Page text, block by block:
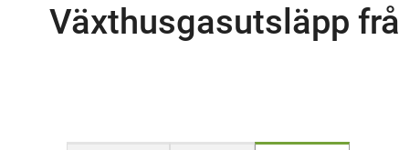
Växthusgasutsläpp